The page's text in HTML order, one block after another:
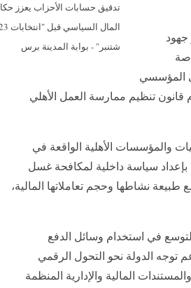
تدقيق حسابات الأحزاب يعزز
المال السياسي قبل
شتنبر" - بوابة المدينة برس
جهود
المؤسسي
قانون تنظيم ممارسة العمل الأهلي
والمؤسسات الأهلية الواقعة في
سياسة داخلية لمكافحة غسل
طبيعة نشاطها وحجم تعاملاتها المالية،
في استخدام وسائل الدفع
توجه الدولة نحو التحول الرقمي
المالية والإدارية المنظمة